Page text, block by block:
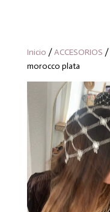
Inicio /ACCESORIOS /
morocco plata